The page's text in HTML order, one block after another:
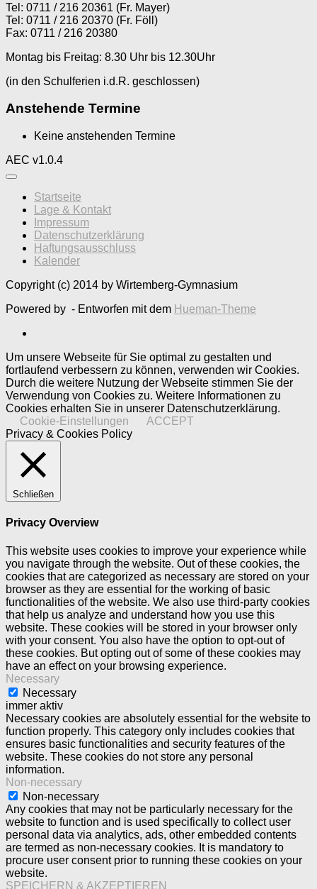
Tel: 0711 / 216 20361 (Fr. Mayer)
Tel: 0711 / 216 20370 (Fr. Föll)
Fax: 0711 / 216 20380
Montag bis Freitag: 8.30 Uhr bis 12.30Uhr
(in den Schulferien i.d.R. geschlossen)
Anstehende Termine
Keine anstehenden Termine
AEC v1.0.4
Startseite
Lage & Kontakt
Impressum
Datenschutzerklärung
Haftungsausschluss
Kalender
Copyright (c) 2014 by Wirtemberg-Gymnasium
Powered by - Entworfen mit dem Hueman-Theme
Um unsere Webseite für Sie optimal zu gestalten und
fortlaufend verbessern zu können, verwenden wir Cookies.
Durch die weitere Nutzung der Webseite stimmen Sie der
Verwendung von Cookies zu. Weitere Informationen zu
Cookies erhalten Sie in unserer Datenschutzerklärung.
Cookie-Einstellungen
ACCEPT
Privacy & Cookies Policy
Schließen
Privacy Overview
This website uses cookies to improve your experience while
you navigate through the website. Out of these cookies, the
cookies that are categorized as necessary are stored on your
browser as they are essential for the working of basic
functionalities of the website. We also use third-party cookies
that help us analyze and understand how you use this
website. These cookies will be stored in your browser only
with your consent. You also have the option to opt-out of
these cookies. But opting out of some of these cookies may
have an effect on your browsing experience.
Necessary
Necessary
immer aktiv
Necessary cookies are absolutely essential for the website to
function properly. This category only includes cookies that
ensures basic functionalities and security features of the
website. These cookies do not store any personal
information.
Non-necessary
Non-necessary
Any cookies that may not be particularly necessary for the
website to function and is used specifically to collect user
personal data via analytics, ads, other embedded contents
are termed as non-necessary cookies. It is mandatory to
procure user consent prior to running these cookies on your
website.
SPEICHERN & AKZEPTIEREN